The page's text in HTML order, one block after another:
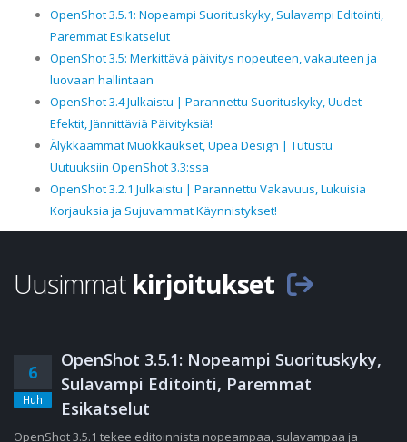
OpenShot 3.5.1: Nopeampi Suorituskyky, Sulavampi Editointi,
Paremmat Esikatselut
OpenShot 3.5: Merkittävä päivitys nopeuteen, vakauteen ja
luovaan hallintaan
OpenShot 3.4 Julkaistu | Parannettu Suorituskyky, Uudet
Efektit, Jännittäviä Päivityksiä!
Älykkäämmät Muokkaukset, Upea Design | Tutustu
Uutuuksiin OpenShot 3.3:ssa
OpenShot 3.2.1 Julkaistu | Parannettu Vakavuus, Lukuisia
Korjauksia ja Sujuvammat Käynnistykset!
Uusimmat kirjoitukset
6
Huh
OpenShot 3.5.1: Nopeampi Suorituskyky,
Sulavampi Editointi, Paremmat
Esikatselut
OpenShot 3.5.1 tekee editoinnista nopeampaa, sulavampaa ja